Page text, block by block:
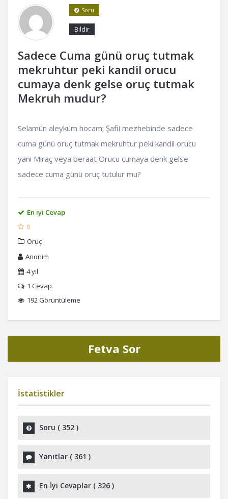
Sadece Cuma günü oruç tutmak
mekruhtur peki kandil orucu
cumaya denk gelse oruç tutmak
Mekruh mudur?
Bildir
Soru
Selamün aleyküm hocam; Şafii mezhebinde sadece
cuma günü oruç tutmak mekruhtur peki kandil orucu
yani Miraç veya beraat Orucu cumaya denk gelse
sadece cuma günü oruç tutulur mu?
En iyi Cevap
0
Oruç
Anonim
4 yıl
1 Cevap
192 Görüntüleme
Fetva Sor
İstatistikler
Soru ( 352 )
Yanıtlar ( 361 )
En İyi Cevaplar ( 326 )